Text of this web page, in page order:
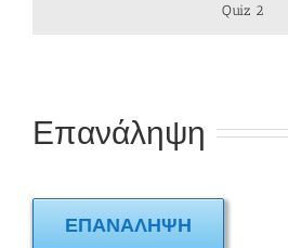
Quiz 2
Επανάληψη
ΕΠΑΝΆΛΗΨΗ